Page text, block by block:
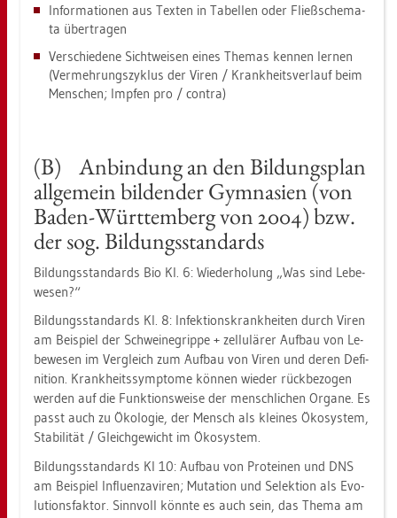
In­for­ma­tio­nen aus Tex­ten in Ta­bel­len oder Fließ­sche­ma­
ta über­tra­gen
Ver­schie­de­ne Sicht­wei­sen eines The­mas ken­nen ler­nen
(Ver­meh­rungs­zy­klus der Viren / Krank­heits­ver­lauf beim
Men­schen; Imp­fen pro / con­tra)
(B) An­bin­dung an den Bil­dungs­plan
all­ge­mein bil­den­der Gym­na­si­en (von
Baden-Würt­tem­berg von 2004) bzw.
der sog. Bil­dungs­stan­dards
Bil­dungs­stan­dards Bio Kl. 6: Wie­der­ho­lung „Was sind Le­be­
we­sen?“
Bil­dungs­stan­dards Kl. 8: In­fek­ti­ons­krank­hei­ten durch Viren
am Bei­spiel der Schwei­ne­grip­pe + zel­lu­lä­rer Auf­bau von Le­
be­we­sen im Ver­gleich zum Auf­bau von Viren und deren De­fi­
ni­ti­on. Krank­heits­sym­pto­me kön­nen wie­der rück­be­zo­gen
wer­den auf die Funk­ti­ons­wei­se der mensch­li­chen Or­ga­ne. Es
passt auch zu Öko­lo­gie, der Mensch als klei­nes Öko­sys­tem,
Sta­bi­li­tät / Gleich­ge­wicht im Öko­sys­tem.
Bil­dungs­stan­dards Kl 10: Auf­bau von Pro­te­inen und DNS
am Bei­spiel In­flu­en­za­vi­ren; Mu­ta­ti­on und Se­lek­ti­on als Evo­
lu­ti­ons­fak­tor. Sinn­voll könn­te es auch sein, das Thema am